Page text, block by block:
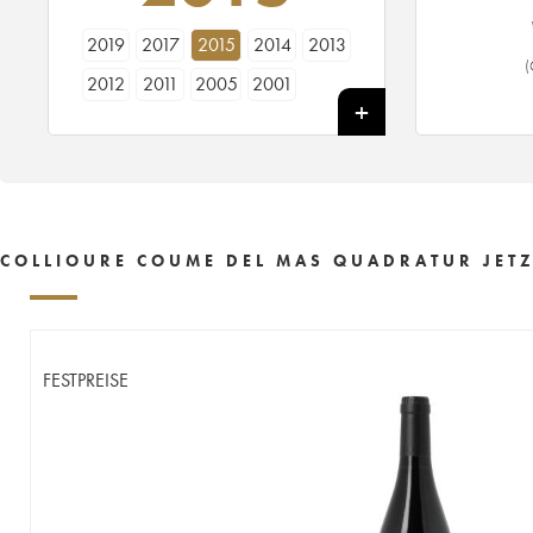
2019 2017 2015 2014
2013
2012
2011 2005 2001
COLLIOURE COUME DEL MAS QUADRATUR
FESTPREISE